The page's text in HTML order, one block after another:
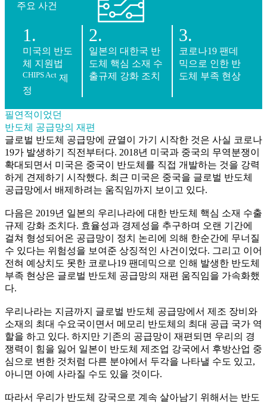
주요 사건
1.
미국의 반도
체 지원법
CHIPS Act 제
정
2.
일본의 대한국 반
도체 핵심 소재 수
출규제 강화 조치
3.
코로나19 팬데
믹으로 인한 반
도체 부족 현상
필연적이었던
반도체 공급망의 재편
글로벌 반도체 공급망에 균열이 가기 시작한 것은 사실 코로나
19가 발생하기 직전부터다. 2018년 미국과 중국의 무역분쟁이
확대되면서 미국은 중국이 반도체를 직접 개발하는 것을 강력
하게 견제하기 시작했다. 최근 미국은 중국을 글로벌 반도체
공급망에서 배제하려는 움직임까지 보이고 있다.
다음은 2019년 일본의 우리나라에 대한 반도체 핵심 소재 수출
규제 강화 조치다. 효율성과 경제성을 추구하며 오랜 기간에
걸쳐 형성되어온 공급망이 정치 논리에 의해 한순간에 무너질
수 있다는 위험성을 보여준 상징적인 사건이었다. 그리고 이어
전혀 예상치도 못한 코로나19 팬데믹으로 인해 발생한 반도체
부족 현상은 글로벌 반도체 공급망의 재편 움직임을 가속화했
다.
우리나라는 지금까지 글로벌 반도체 공급망에서 제조 장비와
소재의 최대 수요국이면서 메모리 반도체의 최대 공급 국가 역
할을 하고 있다. 하지만 기존의 공급망이 재편되면 우리의 경
쟁력이 힘을 잃어 일본이 반도체 제조업 강국에서 후방산업 중
심으로 변한 것처럼 다른 분야에서 두각을 나타낼 수도 있고,
아니면 아예 사라질 수도 있을 것이다.
따라서 우리가 반도체 강국으로 계속 살아남기 위해서는 반도